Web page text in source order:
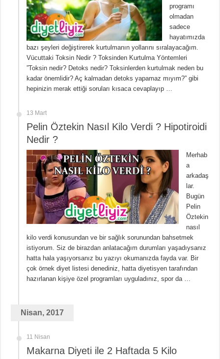
programı
olmadan
sadece
hayatımızda
bazı şeyleri değiştirerek kurtulmanın yollarını sıralayacağım.
Vücuttaki Toksin Nedir ? Toksinden Kurtulma Yöntemleri
”Toksin nedir? Detoks nedir? Toksinlerden kurtulmak neden bu
kadar önemlidir? Aç kalmadan detoks yapamaz mıyım?” gibi
hepinizin merak ettiği soruları kısaca cevaplayıp …
13 Mart
Pelin Öztekin Nasıl Kilo Verdi ? Hipotiroidi
Nedir ?
Merhab
a
arkadaş
lar.
Bugün
Pelin
Öztekin
nasıl
kilo verdi konusundan ve bir sağlık sorunundan bahsetmek
istiyorum. Siz de birazdan anlatacağım durumları yaşadıysanız
hatta hala yaşıyorsanız bu yazıyı okumanızda fayda var. Bir
çok örnek diyet listesi denediniz, hatta diyetisyen tarafından
hazırlanan kişiye özel programları uyguladınız, spor da …
Nisan, 2017
11 Nisan
Makarna Diyeti ile 2 Haftada 5 Kilo